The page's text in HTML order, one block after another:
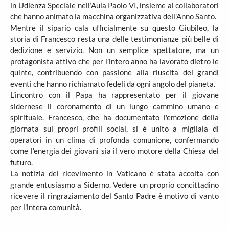
in Udienza Speciale nell’Aula Paolo VI, insieme ai collaboratori
che hanno animato la macchina organizzativa dell'Anno Santo.
Mentre il sipario cala ufficialmente su questo Giubileo, la
storia di Francesco resta una delle testimonianze più belle di
dedizione e servizio. Non un semplice spettatore, ma un
protagonista attivo che per l’intero anno ha lavorato dietro le
quinte, contribuendo con passione alla riuscita dei grandi
eventi che hanno richiamato fedeli da ogni angolo del pianeta.
L’incontro con il Papa ha rappresentato per il giovane
sidernese il coronamento di un lungo cammino umano e
spirituale. Francesco, che ha documentato l'emozione della
giornata sui propri profili social, si è unito a migliaia di
operatori in un clima di profonda comunione, confermando
come l’energia dei giovani sia il vero motore della Chiesa del
futuro.
La notizia del ricevimento in Vaticano è stata accolta con
grande entusiasmo a Siderno. Vedere un proprio concittadino
ricevere il ringraziamento del Santo Padre è motivo di vanto
per l'intera comunità.